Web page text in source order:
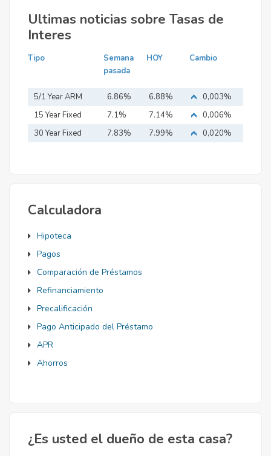
Ultimas noticias sobre Tasas de
Interes
Tipo
Semana
pasada
HOY Cambio
5/1 Year ARM 6.86% 6.88%
0,003%
15 Year Fixed
Mortgage
7.1% 7.14%
0,006%
30 Year Fixed
7.83% 7.99% 0,020%
Calculadora
Hipoteca
Pagos
Comparación de Préstamos
Refinanciamiento
Precalificación
Pago Anticipado del Préstamo
APR
Ahorros
¿Es usted el dueño de esta casa?